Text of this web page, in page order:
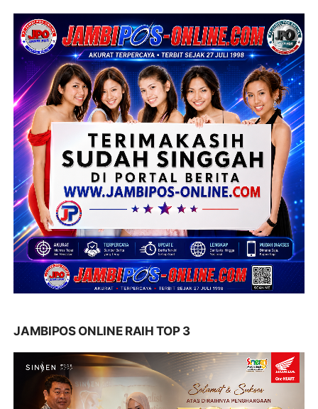
JAMBIPOS ONLINE RAIH TOP 3